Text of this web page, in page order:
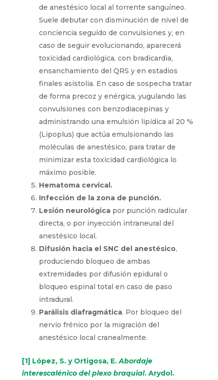
de anestésico local al torrente sanguíneo.
Suele debutar con disminución de nivel de
conciencia seguido de convulsiones y, en
caso de seguir evolucionando, aparecerá
toxicidad cardiológica, con bradicardia,
ensanchamiento del QRS y en estadios
finales asistolia. En caso de sospecha tratar
de forma precoz y enérgica, yugulando las
convulsiones con benzodiacepinas y
administrando una emulsión lipídica al 20 %
(Lipoplus) que actúa emulsionando las
moléculas de anestésico, para tratar de
minimizar esta toxicidad cardiológica lo
máximo posible.
Hematoma cervical.
Infección de la zona de punción.
Lesión neurológicapor punción radicular
directa, o por inyección intraneural del
anestésico local.
Difusión hacia el SNC del anestésico,
produciendo bloqueo de ambas
extremidades por difusión epidural o
bloqueo espinal total en caso de paso
intradural.
Parálisis diafragmática. Por bloqueo del
nervio frénico por la migración del
anestésico local cranealmente.
[1] López, S. y Ortigosa, E.Abordaje
interescalénico del plexo braquial. Arydol.